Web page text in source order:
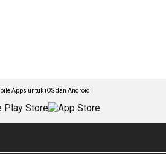
Apps untuk iOS dan Android